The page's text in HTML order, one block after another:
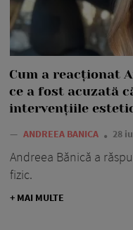
Cum a reacționat
ce a fost acuzată
intervențiile
— ANDREEA BANICA 28
Andreea Bănică a
fizic.
+ MAI MULTE